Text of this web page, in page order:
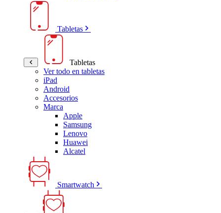
Tabletas
Tabletas
Ver todo en tabletas
iPad
Android
Accesorios
Marca
Apple
Samsung
Lenovo
Huawei
Alcatel
Smartwatch